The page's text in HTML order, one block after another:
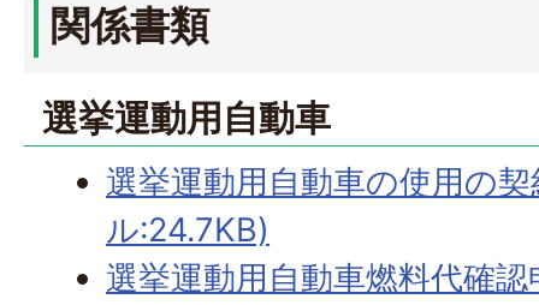
関係書類
選挙運動用自動車
選挙運動用自動車の使用の
ル:24.7KB)
選挙運動用自動車燃料代確